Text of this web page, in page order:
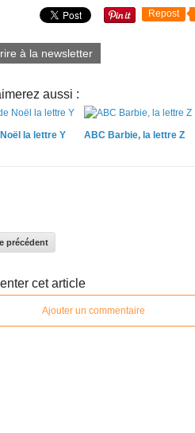
Repost
à la newsletter
aussi :
la lettre Y ABC Barbie, la lettre Z
précédent
cet article
Ajouter un commentaire